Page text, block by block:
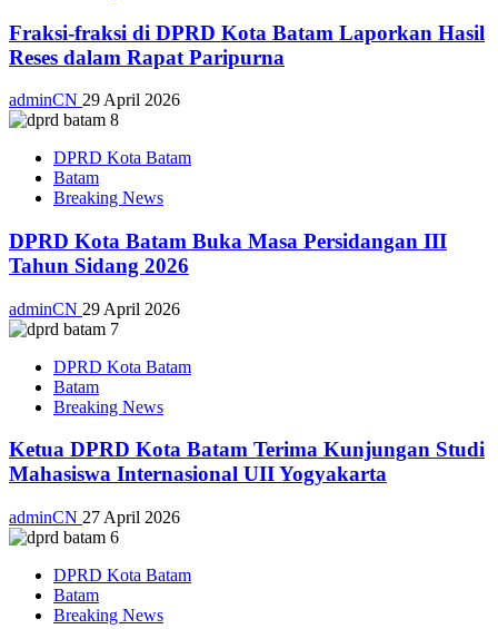
Fraksi-fraksi di DPRD Kota Batam Laporkan Hasil
Reses dalam Rapat Paripurna
adminCN 29 April 2026
DPRD Kota Batam
Batam
Breaking News
DPRD Kota Batam Buka Masa Persidangan III
Tahun Sidang 2026
adminCN 29 April 2026
DPRD Kota Batam
Batam
Breaking News
Ketua DPRD Kota Batam Terima Kunjungan Studi
Mahasiswa Internasional UII Yogyakarta
adminCN 27 April 2026
DPRD Kota Batam
Batam
Breaking News